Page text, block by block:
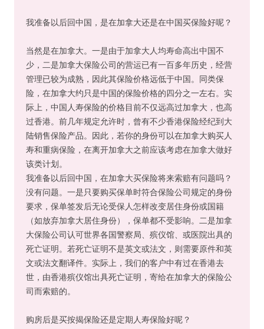
我准备以后回中国，是在加拿大还是在中国买保险好呢？
当然是在加拿大。一是由于加拿大人均寿命高出中国不
少，二是加拿大保险公司的营运已有一百多年历史，经营
管理已较为成熟，因此其保险价格远低于中国。同类保
险，在加拿大约只是中国的保险价格的四分之一左右。实
际上，中国人寿保险的价格目前不仅远高过加拿大，也高
过香港。前几年规定允许时，曾有不少香港保险经纪到大
陆销售保险产品。因此，若你的身份可以在加拿大购买人
寿和重病保险，在离开加拿大之前应该考虑在加拿大做好
该类计划。
我准备以后回中国，在加拿大买保险将来索赔有问题吗？
没有问题。一是只要购买保单时符合保险公司规定的身份
要求，保单签发后无论受保人怎样改变居住身份或国籍
（如放弃加拿大居住身份），保单都不受影响。二是加拿
大保险公司认可世界各国警察局、殡仪馆、或医院出具的
死亡证明。若死亡证明不是英文或法文，则需要原件和英
文或法文翻译件。实际上，我们的客户中有过在香港去
世，由香港殡仪馆出具死亡证明，寄给在加拿大的保险公
司而索赔的。
购房后是买按揭保险还是定期人寿保险好呢？